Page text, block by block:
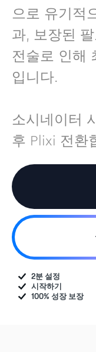
으로 유기적
과, 보장된
전술로 인해
입니다.
소시네이터
후 Plixi 전환
2분 설정
시작하기
100% 성장 보장